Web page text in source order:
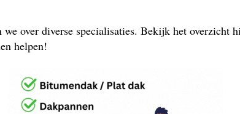
we over diverse specialisaties. Bekijk het overzicht
helpen!